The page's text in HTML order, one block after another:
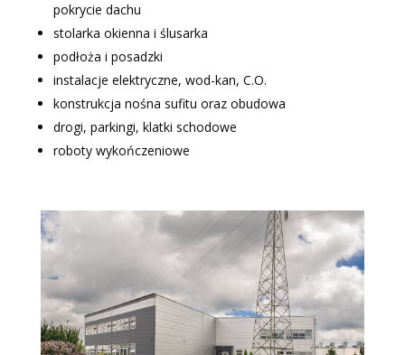
pokrycie dachu
stolarka okienna i ślusarka
podłoża i posadzki
instalacje elektryczne, wod-kan, C.O.
konstrukcja nośna sufitu oraz obudowa
drogi, parkingi, klatki schodowe
roboty wykończeniowe